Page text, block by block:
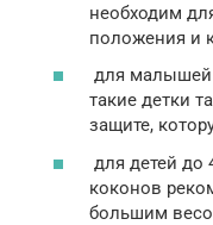
необходим
положения и
для малышей
такие детки
защите,
для детей до
коконов
большим